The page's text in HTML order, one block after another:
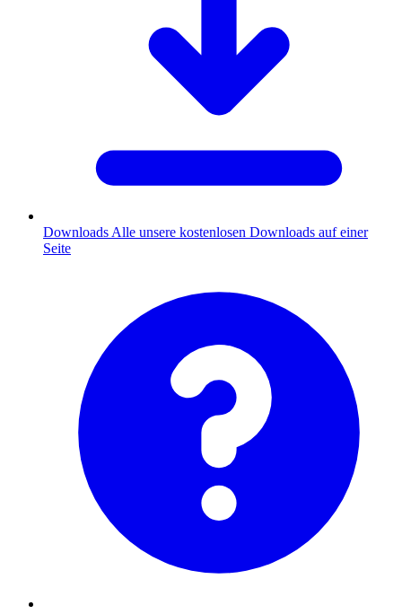
Downloads Alle unsere kostenlosen Downloads auf einer
Seite